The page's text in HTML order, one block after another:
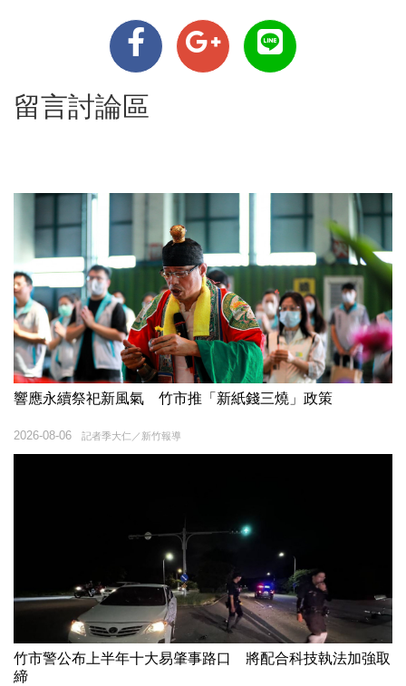
留言討論區
響應永續祭祀新風氣 竹市推「新紙錢三燒」政策
記者季大仁／新竹報導
2026-08-06
竹市警公布上半年十大易肇事路口 將配合科技執法加強取
締